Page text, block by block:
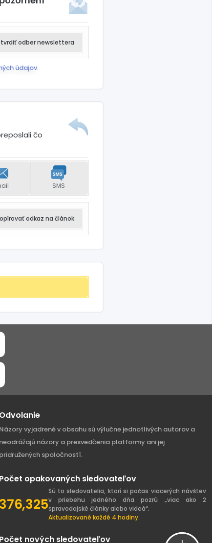
odber newslettera
údajov.
čo
SMS
odkaz na článok
Odvolanie
Názory vyjadrené v obsahu sú výlučne jednotlivých autorov a
neodrážajú názory a presvedčenia platformy ani jej
pridružených spoločností.
Počet opakovaných sledovateľov
376,325
Sú to sledovatelia, ktorí si počas viacerých návštev
v priebehu jedného dňa pozrú „viac ako 2
spravodajské články alebo videá“.
Aktualizované každé 4 hodiny.
Počet nových sledovateľov